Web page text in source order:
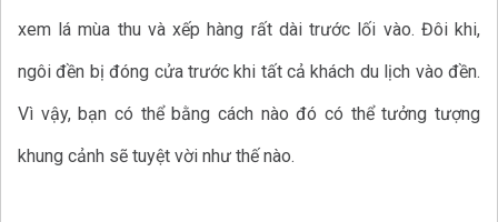
xem lá mùa thu và xếp hàng rất dài trước lối vào. Đôi khi,
ngôi đền bị đóng cửa trước khi tất cả khách du lịch vào đền.
Vì vậy, bạn có thể bằng cách nào đó có thể tưởng tượng
khung cảnh sẽ tuyệt vời như thế nào.